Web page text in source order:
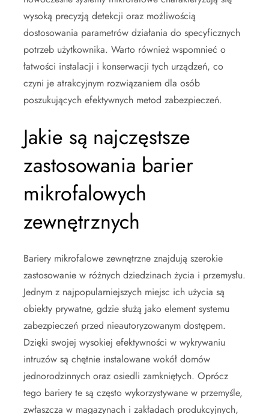
wysoką precyzją detekcji oraz możliwością
dostosowania parametrów działania do specyficznych
potrzeb użytkownika. Warto również wspomnieć o
łatwości instalacji i konserwacji tych urządzeń, co
czyni je atrakcyjnym rozwiązaniem dla osób
poszukujących efektywnych metod zabezpieczeń.
Jakie są najczęstsze
zastosowania barier
mikrofalowych
zewnętrznych
Bariery mikrofalowe zewnętrzne znajdują szerokie
zastosowanie w różnych dziedzinach życia i przemysłu.
Jednym z najpopularniejszych miejsc ich użycia są
obiekty prywatne, gdzie służą jako element systemu
zabezpieczeń przed nieautoryzowanym dostępem.
Dzięki swojej wysokiej efektywności w wykrywaniu
intruzów są chętnie instalowane wokół domów
jednorodzinnych oraz osiedli zamkniętych. Oprócz
tego bariery te są często wykorzystywane w przemyśle,
zwłaszcza w magazynach i zakładach produkcyjnych,